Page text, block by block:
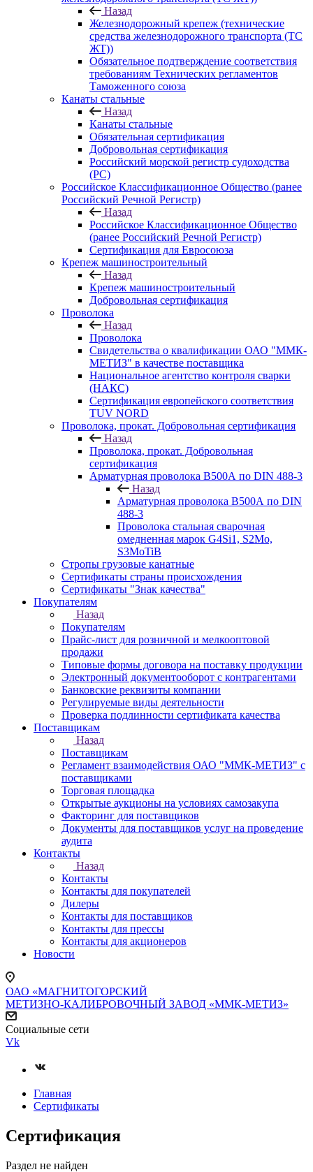
Назад
Железнодорожный крепеж (технические
средства железнодорожного транспорта (ТС
ЖТ))
Обязательное подтверждение соответствия
требованиям Технических регламентов
Таможенного союза
Канаты стальные
Назад
Канаты стальные
Обязательная сертификация
Добровольная сертификация
Российский морской регистр судоходства
(РС)
Российское Классификационное Общество (ранее
Российский Речной Регистр)
Назад
Российское Классификационное Общество
(ранее Российский Речной Регистр)
Сертификация для Евросоюза
Крепеж машиностроительный
Назад
Крепеж машиностроительный
Добровольная сертификация
Проволока
Назад
Проволока
Свидетельства о квалификации ОАО "ММК-
МЕТИЗ" в качестве поставщика
Национальное агентство контроля сварки
(НАКС)
Сертификация европейского соответствия
TUV NORD
Проволока, прокат. Добровольная сертификация
Назад
Проволока, прокат. Добровольная
сертификация
Арматурная проволока В500А по DIN 488-3
Назад
Арматурная проволока В500А по DIN
488-3
Проволока стальная сварочная
омедненная марок G4Si1, S2Mo,
S3MoTiB
Стропы грузовые канатные
Сертификаты страны происхождения
Сертификаты "Знак качества"
Покупателям
Назад
Покупателям
Прайс-лист для розничной и мелкооптовой
продажи
Типовые формы договора на поставку продукции
Электронный документооборот с контрагентами
Банковские реквизиты компании
Регулируемые виды деятельности
Проверка подлинности сертификата качества
Поставщикам
Назад
Поставщикам
Регламент взаимодействия ОАО "ММК-МЕТИЗ" с
поставщиками
Торговая площадка
Открытые аукционы на условиях самозакупа
Факторинг для поставщиков
Документы для поставщиков услуг на проведение
аудита
Контакты
Назад
Контакты
Контакты для покупателей
Дилеры
Контакты для поставщиков
Контакты для прессы
Контакты для акционеров
Новости
ОАО «МАГНИТОГОРСКИЙ
МЕТИЗНО-КАЛИБРОВОЧНЫЙ ЗАВОД «ММК-МЕТИЗ»
Социальные сети
Vk
Главная
Сертификаты
Сертификация
Раздел не найден